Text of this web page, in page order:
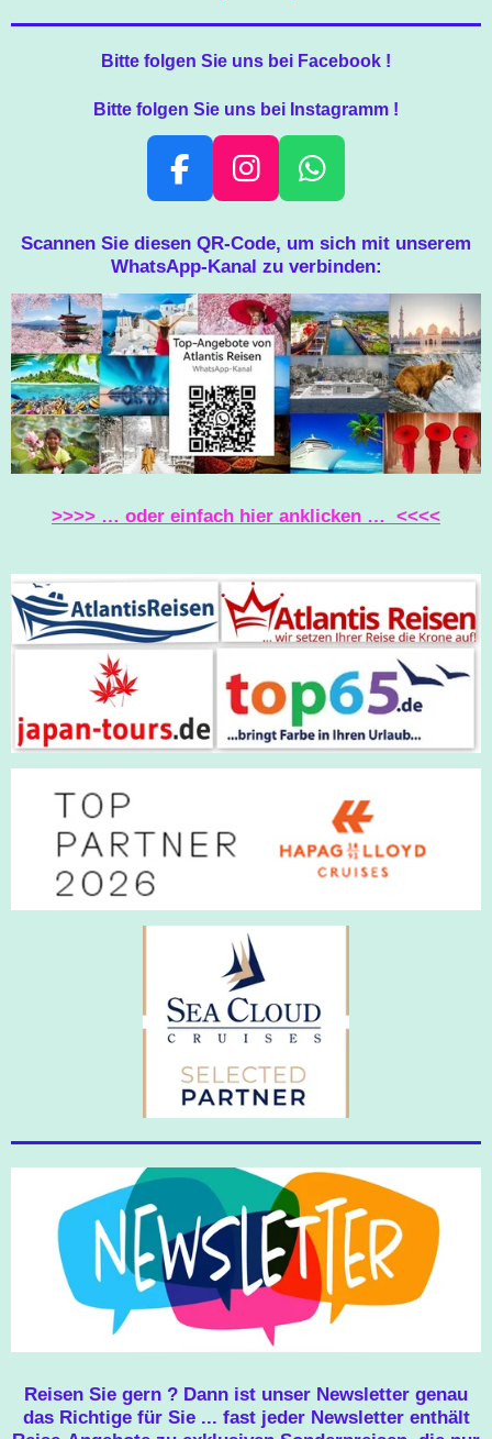
Bitte folgen Sie uns bei Facebook !
Bitte folgen Sie uns bei Instagramm !
F
C
E
B
O
O
K
I
S
T
A
G
R
A
M
W
A
T
S
A
P
P
Scannen Sie diesen QR-Code, um sich mit unserem
WhatsApp-Kanal zu verbinden:
>>>> … oder einfach hier anklicken … <<<<
Reisen Sie gern ? Dann ist unser Newsletter genau
das Richtige für Sie ... fast jeder Newsletter enthält